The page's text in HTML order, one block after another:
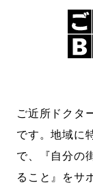
ご近所ドクタ
です。地域に
で、『自分の
ること』をサ